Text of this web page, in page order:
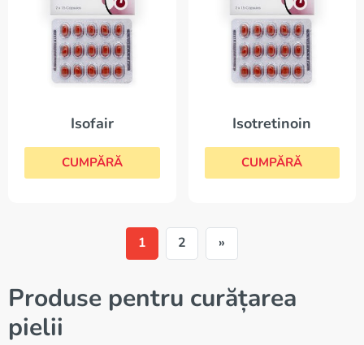
Isofair
CUMPĂRĂ
Isotretinoin
CUMPĂRĂ
1 2 »
Produse pentru curățarea
pielii